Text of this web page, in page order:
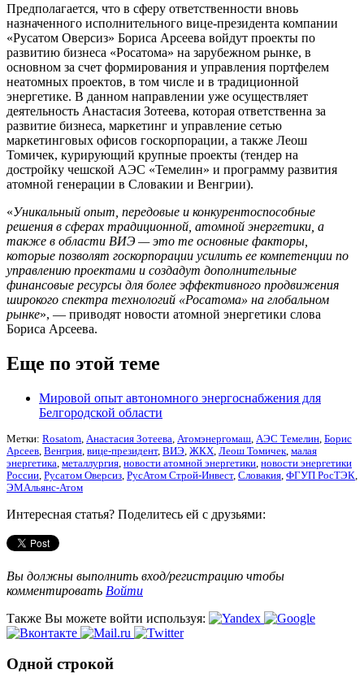
Предполагается, что в сферу ответственности вновь
назначенного исполнительного вице-президента компании
«Русатом Оверсиз» Бориса Арсеева войдут проекты по
развитию бизнеса «Росатома» на зарубежном рынке, в
основном за счет формирования и управления портфелем
неатомных проектов, в том числе и в традиционной
энергетике. В данном направлении уже осуществляет
деятельность Анастасия Зотеева, которая ответственна за
развитие бизнеса, маркетинг и управление сетью
маркетинговых офисов госкорпорации, а также Леош
Томичек, курирующий крупные проекты (тендер на
достройку чешской АЭС «Темелин» и программу развития
атомной генерации в Словакии и Венгрии).
«Уникальный опыт, передовые и конкурентоспособные
решения в сферах традиционной, атомной энергетики, а
также в области ВИЭ — это те основные факторы,
которые позволят госкорпорации усилить ее компетенции по
управлению проектами и создадут дополнительные
финансовые ресурсы для более эффективного продвижения
широкого спектра технологий «Росатома» на глобальном
рынке», — приводят новости атомной энергетики слова
Бориса Арсеева.
Еще по этой теме
Мировой опыт автономного энергоснабжения для
Белгородской области
Метки: Rosatom Анастасия Зотеева Атомэнергомаш АЭС Темелин Борис
Арсеев Венгрия вице-президент, ВИЭ ЖКХ Леош Томичек малая
энергетика металлургия новости атомной энергетики новости энергетики
России Русатом Оверсиз РусАтом Строй-Инвест, Словакия ФГУП РосТЭК
ЭМАльянс-Атом
Интересная статья? Поделитесь ей с друзьями:
Вы должны выполнить вход/регистрацию чтобы
комментировать Войти
Также Вы можете войти используя:
Одной строкой